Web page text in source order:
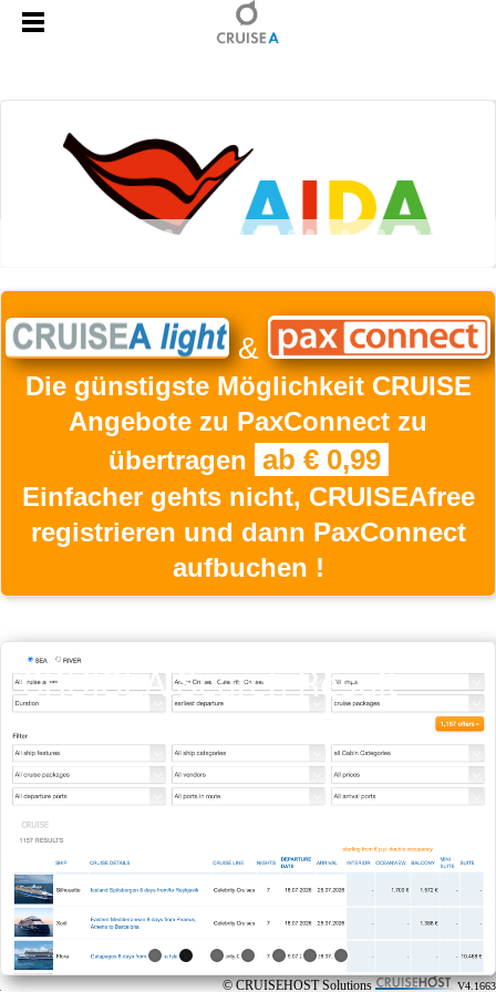
&
Die günstigste Möglichkeit CRUISE
Angebote zu PaxConnect zu
übertragen ab € 0,99
Einfacher gehts nicht, CRUISEAfree
registrieren und dann PaxConnect
aufbuchen !
CRUISEA Search Result
© CRUISEHOST Solutions V4.1663